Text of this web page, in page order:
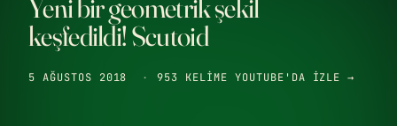
Yeni bir geometrik şekil
keşfedildi! Scutoid
5 AĞUSTOS 2018 · 953 KELIME YOUTUBE'DA IZLE →